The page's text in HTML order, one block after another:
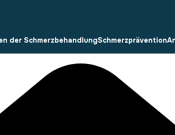
der SchmerzbehandlungSchmerzprävention